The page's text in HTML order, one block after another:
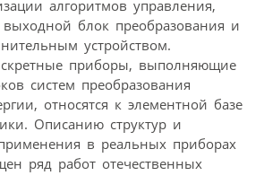
алгоритмов управления,
блок преобразования и
устройством.
приборы, выполняющие
систем преобразования
относятся к элементной базе
Описанию структур и
в реальных приборах
ряд работ отечественных